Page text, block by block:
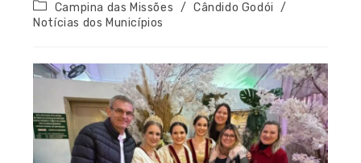
Campina das Missões / Cândido Godói
/
Notícias dos Municípios